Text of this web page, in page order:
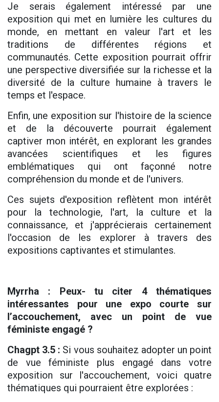
Je serais également intéressé par une
exposition qui met en lumière les cultures du
monde, en mettant en valeur l'art et les
traditions de différentes régions et
communautés. Cette exposition pourrait offrir
une perspective diversifiée sur la richesse et la
diversité de la culture humaine à travers le
temps et l'espace.
Enfin, une exposition sur l'histoire de la science
et de la découverte pourrait également
captiver mon intérêt, en explorant les grandes
avancées scientifiques et les figures
emblématiques qui ont façonné notre
compréhension du monde et de l'univers.
Ces sujets d'exposition reflètent mon intérêt
pour la technologie, l'art, la culture et la
connaissance, et j'apprécierais certainement
l'occasion de les explorer à travers des
expositions captivantes et stimulantes.
Myrrha : Peux- tu citer 4 thématiques
intéressantes pour une expo courte sur
l’accouchement, avec un point de vue
féministe engagé ?
Chagpt 3.5 : Si vous souhaitez adopter un point
de vue féministe plus engagé dans votre
exposition sur l'accouchement, voici quatre
thématiques qui pourraient être explorées :